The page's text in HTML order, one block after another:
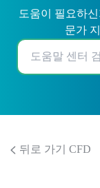
도움이 필요하
문가
뒤로 가기 CFD